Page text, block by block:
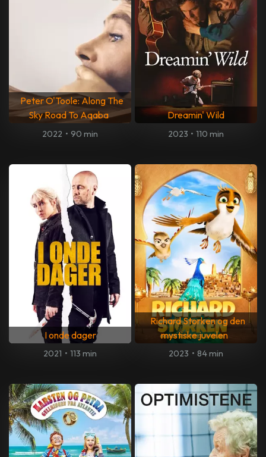
Peter O'Toole: Along The
Sky Road To Aqaba
2022 • 90 min
Dreamin' Wild
2023 • 110 min
I onde dager
2021 • 113 min
Richard Storken og den
mystiske juvelen
2023 • 84 min